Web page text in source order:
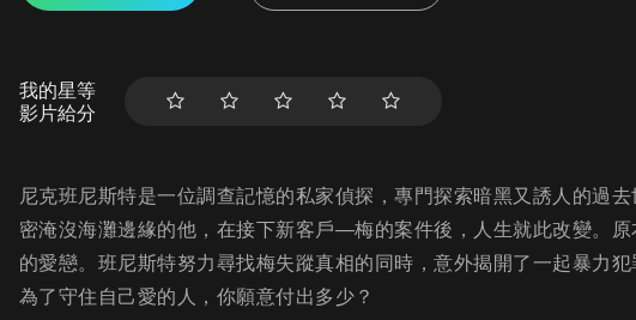
我的星等
影片給分
尼克班尼斯特是一位調查記憶的私家偵探，專門探索暗黑又誘人的過
密淹沒海灘邊緣的他，在接下新客戶—梅的案件後，人生就此改變。
的愛戀。班尼斯特努力尋找梅失蹤真相的同時，意外揭開了一起暴力
為了守住自己愛的人，你願意付出多少？